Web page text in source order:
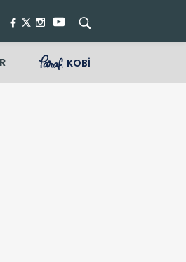
KOBİ